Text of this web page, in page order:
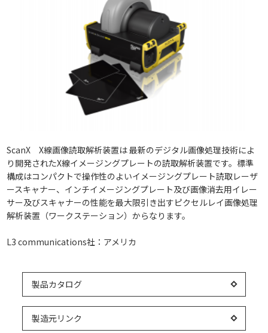
ScanX X線画像読取解析装置は 最新のデジタル画像処理技術によ
り開発されたX線イメージングプレートの読取解析装置です。標準
構成はコンパクトで操作性のよいイメージングプレート読取レーザ
ースキャナー、インチイメージングプレート及び画像消去用イレー
サー及びスキャナーの性能を最大限引き出すピクセルレイ画像処理
解析装置（ワークステーション）からなります。
L3 communications社：アメリカ
製品カタログ
製造元リンク